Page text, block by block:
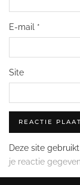
E-mail *
Site
Deze site
je reactie